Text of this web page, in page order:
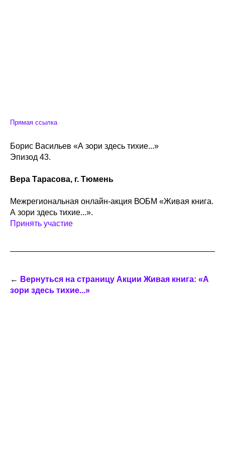
Прямая ссылка
Борис Васильев «А зори здесь тихие...»
Эпизод 43.
Вера Тарасова, г. Тюмень
Межрегиональная онлайн-акция ВОБМ «Живая книга.
А зори здесь тихие...».
Принять участие
← Вернуться на страницу Акции Живая книга: «А
зори здесь тихие...»